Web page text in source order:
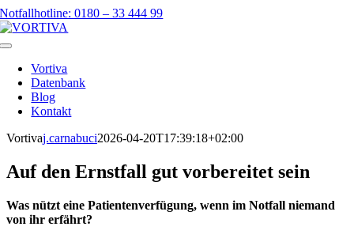
Skip
to
content
Notfallhotline: 0180 – 33 444 99
Toggle
Navigation
Vortiva
Datenbank
Blog
Kontakt
Vortivaj.carnabuci2026-04-20T17:39:18+02:00
Auf den Ernstfall gut vorbereitet sein
Was nützt eine Patientenverfügung, wenn im Notfall niemand
von ihr erfährt?